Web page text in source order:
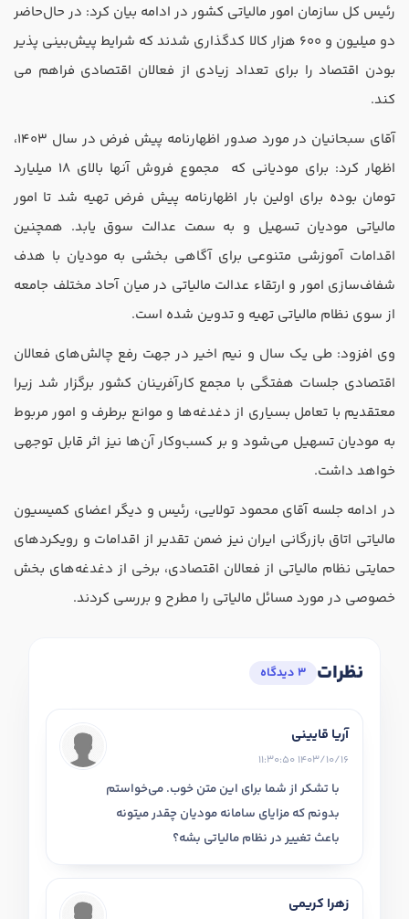
رئیس کل سازمان امور مالیاتی کشور در ادامه بیان کرد: در حال‌حاضر
دو میلیون و 600 هزار کالا کدگذاری شدند که شرایط پیش‌بینی پذیر
بودن اقتصاد را برای تعداد زیادی از فعالان اقتصادی فراهم می
کند.
آقای سبحانیان در مورد صدور اظهارنامه پیش فرض در سال 1403،
اظهار کرد: برای مودیانی که مجموع فروش آنها بالای 18 میلیارد
تومان بوده برای اولین بار اظهارنامه پیش فرض تهیه شد تا امور
مالیاتی مودیان تسهیل و به سمت عدالت سوق یابد. همچنین
اقدامات آموزشی متنوعی برای آگاهی بخشی به مودیان با هدف
شفاف‌سازی امور و ارتقاء عدالت مالیاتی در میان آحاد مختلف جامعه
از سوی نظام مالیاتی تهیه و تدوین شده است.
وی افزود: طی یک سال و نیم اخیر در جهت رفع چالش‌های فعالان
اقتصادی جلسات هفتگی با مجمع کارآفرینان کشور برگزار شد زیرا
معتقدیم با تعامل بسیاری از دغدغه‌ها و موانع برطرف و امور مربوط
به مودیان تسهیل می‌شود و بر کسب‌وکار آن‌ها نیز اثر قابل توجهی
خواهد داشت.
در ادامه جلسه آقای محمود تولایی، رئیس و دیگر اعضای کمیسیون
مالیاتی اتاق بازرگانی ایران‌ نیز ضمن تقدیر از اقدامات و رویکردهای
حمایتی نظام مالیاتی از فعالان اقتصادی، برخی از دغدغه‌های بخش
خصوصی در مورد مسائل مالیاتی را مطرح و بررسی کردند.
نظرات 3 دیدگاه
آریا قایینی
1403/10/16 11:30:50
با تشکر از شما برای این متن خوب. می‌خواستم
بدونم که مزایای سامانه مودیان چقدر میتونه
باعث تغییر در نظام مالیاتی بشه؟
زهرا کریمی